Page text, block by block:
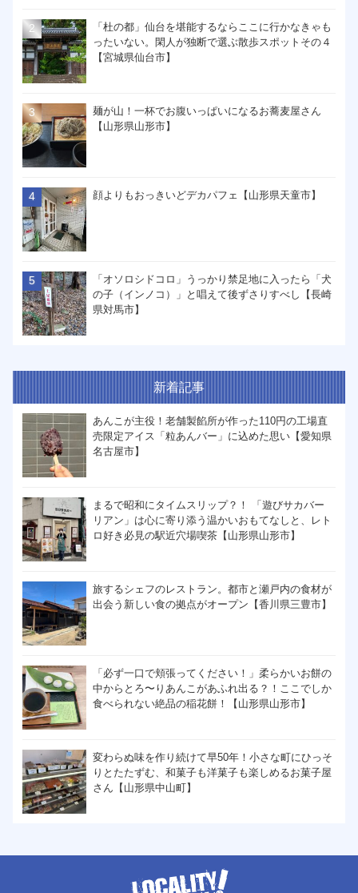
「杜の都」仙台を堪能するならここに行かなきゃも
ったいない。閑人が独断で選ぶ散歩スポットその４
【宮城県仙台市】
麺が山！一杯でお腹いっぱいになるお蕎麦屋さん
【山形県山形市】
顔よりもおっきいどデカパフェ【山形県天童市】
「オソロシドコロ」うっかり禁足地に入ったら「犬
の子（インノコ）」と唱えて後ずさりすべし【長崎
県対馬市】
新着記事
あんこが主役！老舗製餡所が作った110円の工場直
売限定アイス「粒あんバー」に込めた思い【愛知県
名古屋市】
まるで昭和にタイムスリップ？！ 「遊びサカバー
リアン」は心に寄り添う温かいおもてなしと、レト
ロ好き必見の駅近穴場喫茶【山形県山形市】
旅するシェフのレストラン。都市と瀬戸内の食材が
出会う新しい食の拠点がオープン【香川県三豊市】
「必ず一口で頬張ってください！」柔らかいお餅の
中からとろ〜りあんこがあふれ出る？！ここでしか
食べられない絶品の稲花餅！【山形県山形市】
変わらぬ味を作り続けて早50年！小さな町にひっそ
りとたたずむ、和菓子も洋菓子も楽しめるお菓子屋
さん【山形県中山町】